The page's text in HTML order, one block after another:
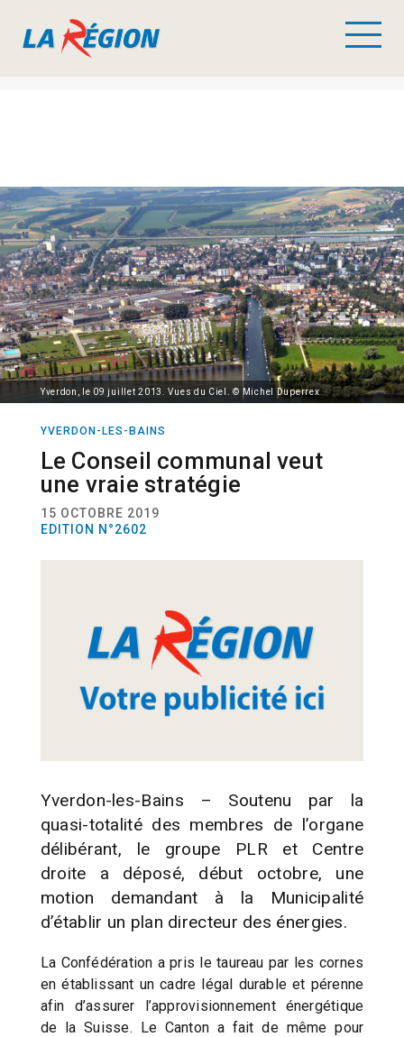
Yverdon, le 09 juillet 2013. Vues du Ciel. © Michel Duperrex
YVERDON-LES-BAINS
Le Conseil communal veut
une vraie stratégie
15 OCTOBRE 2019
EDITION N°2602
Yverdon-les-Bains – Soutenu par la
quasi-totalité des membres de l’organe
délibérant, le groupe PLR et Centre
droite a déposé, début octobre, une
motion demandant à la Municipalité
d’établir un plan directeur des énergies.
La Confédération a pris le taureau par les cornes
en établissant un cadre légal durable et pérenne
afin d’assurer l’approvisionnement énergétique
de la Suisse. Le Canton a fait de même pour